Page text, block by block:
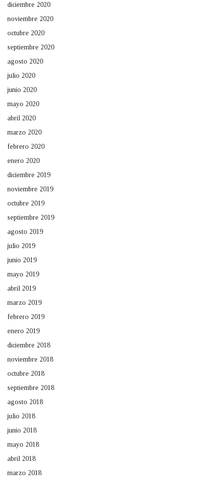
diciembre 2020
noviembre 2020
octubre 2020
septiembre 2020
agosto 2020
julio 2020
junio 2020
mayo 2020
abril 2020
marzo 2020
febrero 2020
enero 2020
diciembre 2019
noviembre 2019
octubre 2019
septiembre 2019
agosto 2019
julio 2019
junio 2019
mayo 2019
abril 2019
marzo 2019
febrero 2019
enero 2019
diciembre 2018
noviembre 2018
octubre 2018
septiembre 2018
agosto 2018
julio 2018
junio 2018
mayo 2018
abril 2018
marzo 2018